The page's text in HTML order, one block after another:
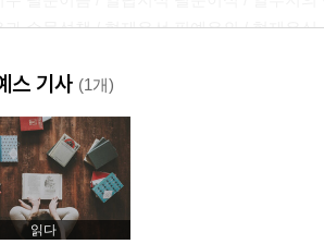
과 수물성책 / 형제유선 필예우외 / 형제유
과 어른을 대함에 있어
친 필공필경 / 선생시교 제자시칙 / 근면공
매 물라독서 / 시습문자 자획해정 / 서책낭
지 유사교지 / 비이자행 유사도지 / 장자자
스 기사 (1개)
읽다